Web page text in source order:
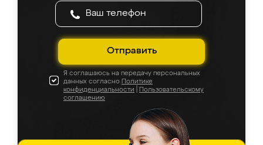
Отправить
Я соглашаюсь на передачу персональных
данных согласно Политике
конфиденциальности
Пользовательскому
соглашению